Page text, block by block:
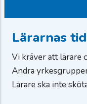
Lärarnas
Vi kräver att lärare
Andra
Lärare ska inte